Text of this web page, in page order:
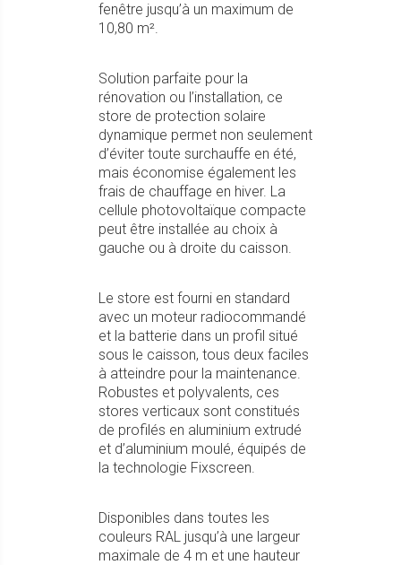
fenêtre jusqu’à un maximum de
10,80 m².
Solution parfaite pour la
rénovation ou l’installation, ce
store de protection solaire
dynamique permet non seulement
d’éviter toute surchauffe en été,
mais économise également les
frais de chauffage en hiver. La
cellule photovoltaïque compacte
peut être installée au choix à
gauche ou à droite du caisson.
Le store est fourni en standard
avec un moteur radiocommandé
et la batterie dans un profil situé
sous le caisson, tous deux faciles
à atteindre pour la maintenance.
Robustes et polyvalents, ces
stores verticaux sont constitués
de profilés en aluminium extrudé
et d’aluminium moulé, équipés de
la technologie Fixscreen.
Disponibles dans toutes les
couleurs RAL jusqu’à une largeur
maximale de 4 m et une hauteur